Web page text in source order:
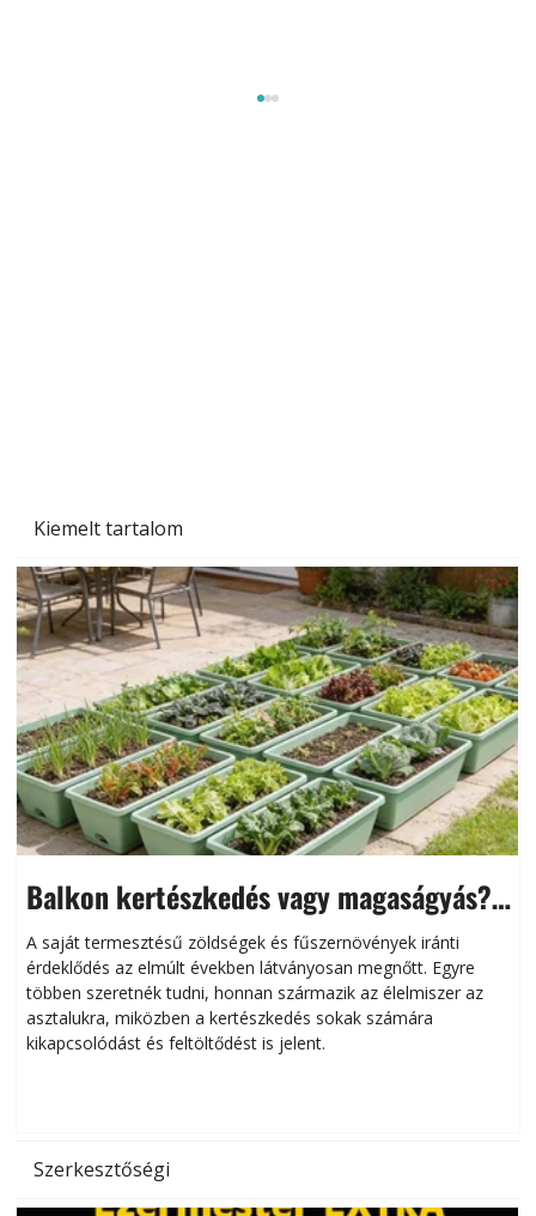
Kiemelt tartalom
Balkon kertészkedés vagy magaságyás?
Helytakarékos kertészkedés
A saját termesztésű zöldségek és fűszernövények iránti
érdeklődés az elmúlt években látványosan megnőtt. Egyre
többen szeretnék tudni, honnan származik az élelmiszer az
asztalukra, miközben a kertészkedés sokak számára
kikapcsolódást és feltöltődést is jelent.
Szerkesztőségi